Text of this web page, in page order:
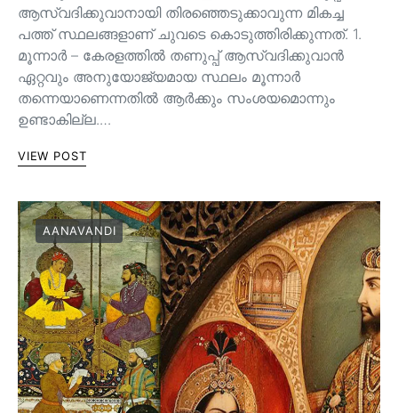
ആസ്വദിക്കുവാനായി തിരഞ്ഞെടുക്കാവുന്ന മികച്ച
പത്ത് സ്ഥലങ്ങളാണ് ചുവടെ കൊടുത്തിരിക്കുന്നത്. 1.
മൂന്നാർ – കേരളത്തിൽ തണുപ്പ് ആസ്വദിക്കുവാൻ
ഏറ്റവും അനുയോജ്യമായ സ്ഥലം മൂന്നാർ
തന്നെയാണെന്നതിൽ ആർക്കും സംശയമൊന്നും
ഉണ്ടാകില്ല.…
VIEW POST
AANAVANDI